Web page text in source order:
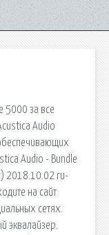
5000 за все
Audio
Audio - Bundle
2018.10.02 ru-
на сайт
сетях.
эквалайзер.